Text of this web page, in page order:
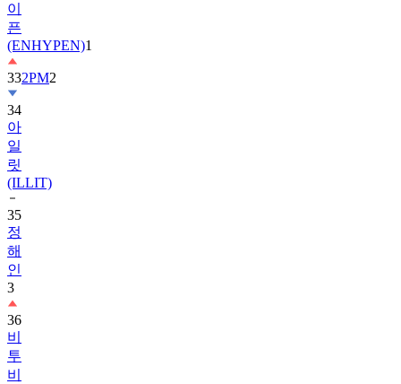
이
픈
(ENHYPEN)1
332PM2
34
아
일
릿
(ILLIT)
35
정
해
인
3
36
비
투
비